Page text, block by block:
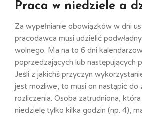
Praca w niedziele a
Za wypełnianie obowiązków w dni
pracodawca musi udzielić
wolnego. Ma na to 6 dni
poprzedzających lub następujących
Jeśli z jakichś przyczyn
jest możliwe, to musi on nastąpić do
rozliczenia. Osoba zatrudniona,
niedzielę tylko kilka godzin (np. 4),